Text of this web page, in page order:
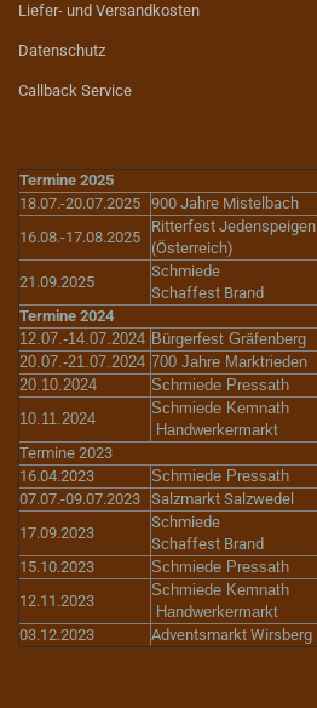
Liefer- und Versandkosten
Datenschutz
Callback Service
Termine 2025
18.07.-20.07.2025 900 Jahre Mistelbach
16.08.-17.08.2025
Ritterfest Jedenspeigen
(Österreich)
21.09.2025
Schmiede
Schaffest Brand
Termine 2024
12.07.-14.07.2024 Bürgerfest Gräfenberg
20.07.-21.07.2024 700 Jahre Marktrieden
20.10.2024
Schmiede Pressath
10.11.2024
Schmiede Kemnath
Handwerkermarkt
Termine 2023
16.04.2023
Schmiede Pressath
07.07.-09.07.2023 Salzmarkt Salzwedel
17.09.2023
Schmiede
Schaffest Brand
15.10.2023
Schmiede Pressath
12.11.2023
Schmiede Kemnath
Handwerkermarkt
03.12.2023
Adventsmarkt Wirsberg